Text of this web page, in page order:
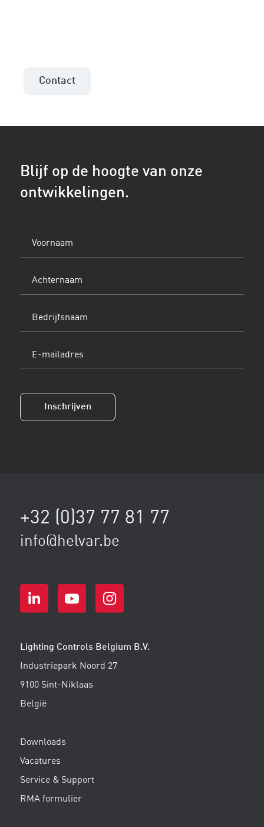
Contact
Blijf op de hoogte van onze
ontwikkelingen.
Inschrijven
+32 (0)37 77 81 77
info@helvar.be
Lighting Controls Belgium B.V.
Industriepark Noord 27
9100 Sint-Niklaas
België
Downloads
Vacatures
Service & Support
RMA formulier